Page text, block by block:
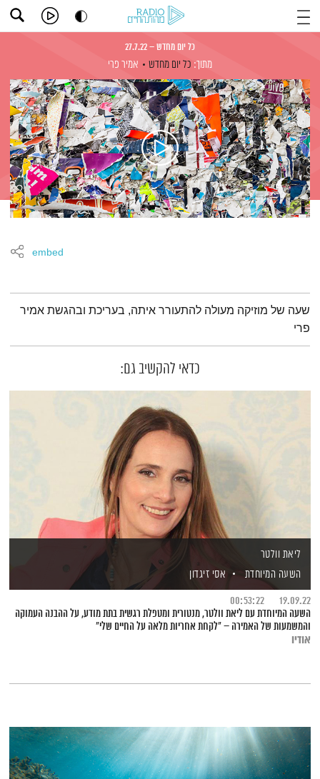
כל יום מחדש – 27.7.22
מתוך: כל יום מחדש אמיר פרי
embed
תמצית הפודקאסט
שעה של מוזיקה מעולה להתעורר איתה, בעריכת ובהגשת אמיר
פרי
כדאי להקשיב גם:
ליאת וולטר
השעה המיוחדת
אסי זיגדון
19.09.22
00:53:22
השעה המיוחדת עם ליאת וולטר, מנטורית ומטפלת רגשית בתת מודע, על ההבנה העמוקה
והמשמעות של האמירה – "לקחת אחריות מלאה על החיים שלי"
אודיו